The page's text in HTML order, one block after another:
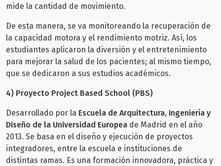
mide la cantidad de movimiento.
De esta manera, se va monitoreando la recuperación de
la capacidad motora y el rendimiento motriz. Así, los
estudiantes aplicaron la diversión y el entretenimiento
para mejorar la salud de los pacientes; al mismo tiempo,
que se dedicaron a sus estudios académicos.
4) Proyecto Project Based School (PBS)
Desarrollado por la Escuela de Arquitectura, Ingeniería y
Diseño de la Universidad Europea de Madrid en el año
2013. Se basa en el diseño y ejecución de proyectos
integradores, entre la escuela e instituciones de
distintas ramas. Es una formación innovadora, práctica y